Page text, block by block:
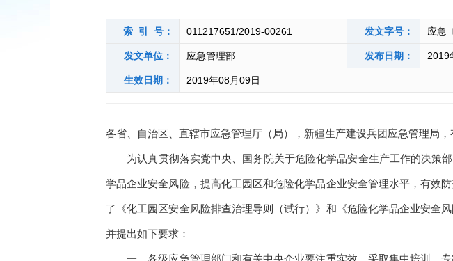
索 引 号： 011217651/2019-00261 发文字号： 应急
发文单位： 应急管理部 发布日期： 2019
生效日期： 2019年08月09日
各省、自治区、直辖市应急管理厅（局），新疆生产建设兵团应急管理局，
为认真贯彻落实党中央、国务院关于危险化学品安全生产工作的决策
学品企业安全风险，提高化工园区和危险化学品企业安全管理水平，有效
了《化工园区安全风险排查治理导则（试行）》和《危险化学品企业安全
并提出如下要求：